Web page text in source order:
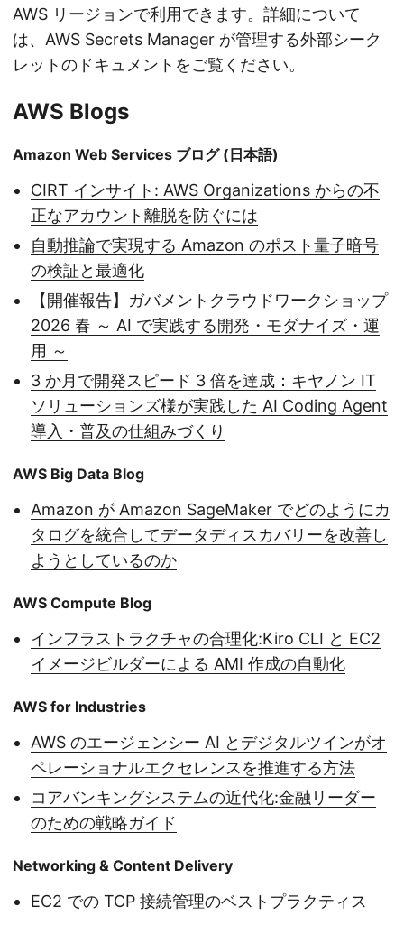
AWS リージョンで利用できます。詳細について
は、AWS Secrets Manager が管理する外部シーク
レットのドキュメントをご覧ください。
AWS Blogs
Amazon Web Services ブログ (日本語)
CIRT インサイト: AWS Organizations からの不
正なアカウント離脱を防ぐには
自動推論で実現する Amazon のポスト量子暗号
の検証と最適化
【開催報告】ガバメントクラウドワークショップ
2026 春 ～ AI で実践する開発・モダナイズ・運
用 ～
3 か月で開発スピード 3 倍を達成：キヤノン IT
ソリューションズ様が実践した AI Coding Agent
導入・普及の仕組みづくり
AWS Big Data Blog
Amazon が Amazon SageMaker でどのようにカ
タログを統合してデータディスカバリーを改善し
ようとしているのか
AWS Compute Blog
インフラストラクチャの合理化:Kiro CLI と EC2
イメージビルダーによる AMI 作成の自動化
AWS for Industries
AWS のエージェンシー AI とデジタルツインがオ
ペレーショナルエクセレンスを推進する方法
コアバンキングシステムの近代化:金融リーダー
のための戦略ガイド
Networking & Content Delivery
EC2 での TCP 接続管理のベストプラクティス